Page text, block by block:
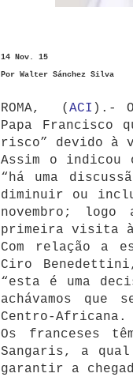
14 Nov. 15
Por Walter Sánchez Silva
ROMA, ( ACI ).-
Papa Francisco
risco” devido à
Assim o indicou
“há uma
diminuir ou
novembro;
primeira visita
Com relação a
Ciro
“esta é uma
achávamos
Centro-Africana.
Os franceses
Sangaris, a
garantir a